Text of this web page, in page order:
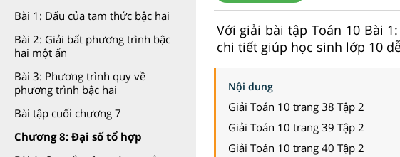
Bài 1: Dấu của tam thức bậc hai
Bài 2: Giải bất phương trình bậc
hai một ẩn
Bài 3: Phương trình quy về
phương trình bậc hai
Bài tập cuối chương 7
Chương 8: Đại số tổ hợp
Với giải bài tập Toán 10 Bài
chi tiết giúp học sinh lớp 10
Nội dung
Giải Toán 10 trang 38 Tập 2
Giải Toán 10 trang 39 Tập 2
Giải Toán 10 trang 40 Tập 2